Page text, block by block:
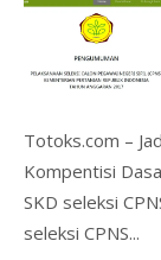
Totoks.com –
Kompentisi
SKD seleksi
seleksi CPNS...